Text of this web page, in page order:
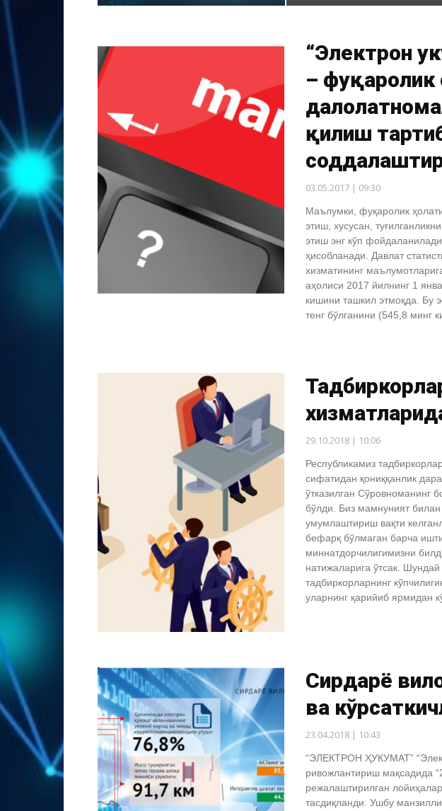
“Электрон
– фуқаролик
қилиш
03.05.2017 | 09:30
Маълумки, фуқаролик
этиш, хусусан,
этиш энг кўп
ҳисобланади. Давлат
хизматининг
аҳолиси 2017 йилнинг 1
кишини ташкил этмоқда. Бу
тенг бўлганини (545,8 минг
29.10.2018 | 10:06
Республикамиз
сифатидан қониққанлик
ўтказилган Сўровноманинг
бўлди. Биз мамнуният
умумлаштириш вақти
бефарқ бўлмаган барча
миннатдорчилигимизни
натижаларига ўтсак.
тадбиркорларнинг
уларнинг қарийиб ярмидан
Сирдарё
ва
23.04.2018 | 10:43
“ЭЛЕКТРОН ҲУКУМАТ”
ривожлантириш мақсадида
режалаштирилган
тасдиқланди. Ушбу